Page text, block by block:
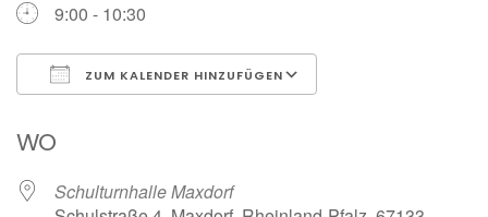
9:00 - 10:30
ZUM KALENDER HINZUFÜGEN
WO
Schulturnhalle Maxdorf